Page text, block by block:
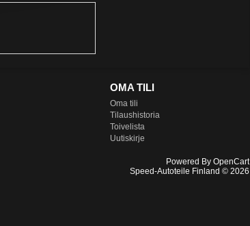
OMA TILI
Oma tili
Tilaushistoria
Toivelista
Uutiskirje
Powered By OpenCart
Speed-Autoteile Finland © 2026